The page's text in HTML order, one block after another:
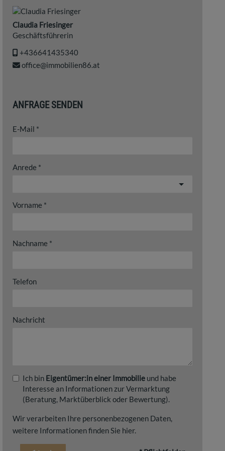
Claudia Friesinger
Geschäftsführerin
+436641435340
office@immobilien86.at
ANFRAGE SENDEN
E-Mail
Anrede
Vorname
Nachname
Telefon
Nachricht
Ich bin Eigentümer:in einer Immobilie und habe
Interesse an Informationen zur Vermarktung
(Beratung, Marktüberblick oder Bewertung).
Wir verarbeiten Ihre personenbezogenen Daten,
weitere Informationen finden Sie hier.